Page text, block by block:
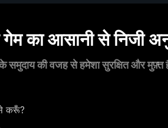
का आसानी से निजी
समुदाय की वजह से हमेशा सुरक्षित और मुफ़्त
करूँ?